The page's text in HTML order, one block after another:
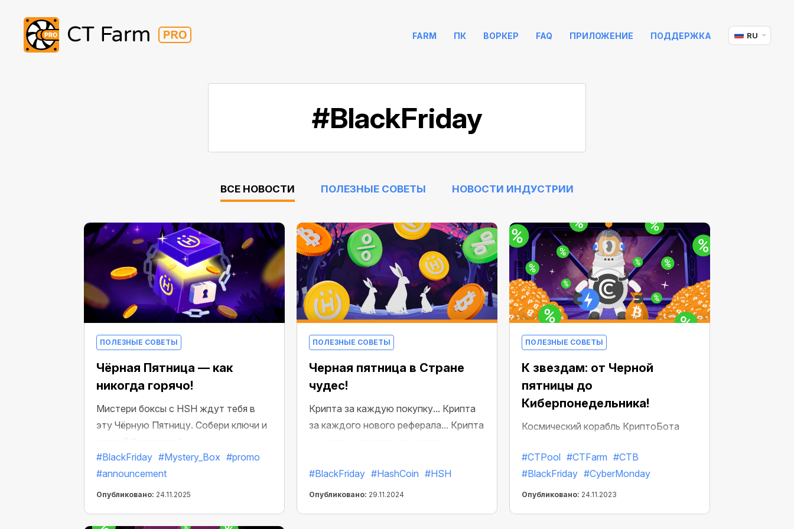
FARM ПК ВОРКЕР FAQ ПРИЛОЖЕНИЕ ПОДДЕРЖКА RU
#BlackFriday
ВСЕ НОВОСТИ ПОЛЕЗНЫЕ СОВЕТЫ НОВОСТИ ИНДУСТРИИ
ПОЛЕЗНЫЕ СОВЕТЫ
Чёрная Пятница — как
никогда горячо!
Мистери боксы с HSH ждут тебя в
эту Чёрную Пятницу. Собери ключи и
открой богатство!
#BlackFriday #Mystery_Box #promo
#announcement
Опубликовано: 24.11.2025
ПОЛЕЗНЫЕ СОВЕТЫ
Черная пятница в Стране
чудес!
Крипта за каждую покупку... Крипта
за каждого нового реферала... Крипта
придачу! В этом году мы отмечаем
Черную пятницу в Стране чудес!
#BlackFriday #HashCoin #HSH
Опубликовано: 29.11.2024
ПОЛЕЗНЫЕ СОВЕТЫ
К звездам: от Черной
пятницы до
Киберпонедельника!
Космический корабль КриптоБота
готов к старту! Запуск через 3... 2... 1...
#CTPool #CTFarm #CTB
#BlackFriday #CyberMonday
Опубликовано: 24.11.2023